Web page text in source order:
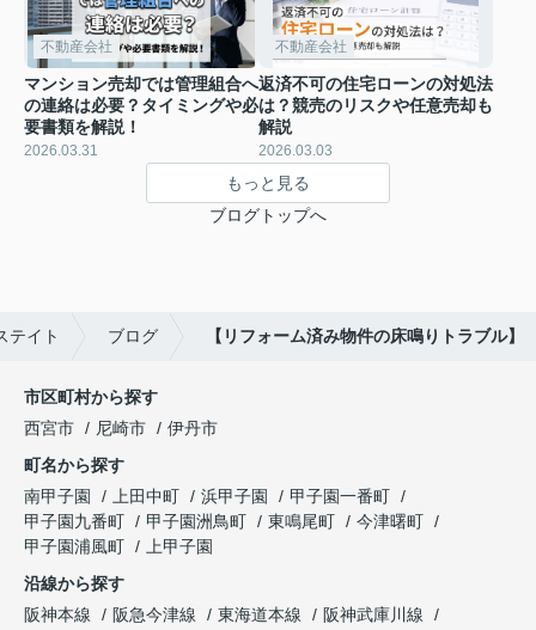
不動産会社
マンション売却では管理組合へ
の連絡は必要？タイミングや必
要書類を解説！
2026.03.31
不動産会社
返済不可の住宅ローンの対処法
は？競売のリスクや任意売却も
解説
2026.03.03
もっと見る
ブログトップへ
テイト ブログ 【リフォーム済み物件の床鳴りトラブル】
市区町村から探す
西宮市
尼崎市
伊丹市
町名から探す
南甲子園
上田中町 浜甲子園
甲子園一番町
甲子園九番町
甲子園洲鳥町 東鳴尾町
今津曙町
甲子園浦風町
上甲子園
沿線から探す
阪神本線
阪急今津線 東海道本線
阪神武庫川線